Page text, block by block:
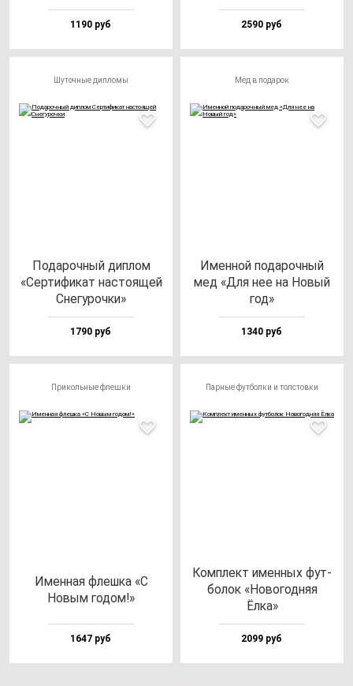
1190 руб 2590 руб
Шуточные дипломы
Пода­роч­ный дип­лом
«Сер­ти­фи­кат нас­то­ящей
Сне­гу­роч­ки»
1790 руб
Мёд в подарок
Имен­ной по­да­роч­ный
мед «Для нее на Новый
год»
1340 руб
Прикольные флешки
Имен­ная флеш­ка «С
Новым го­дом!»
1647 руб
Парные футболки и толстовки
Ком­плект имен­ных фут­
бо­лок «Ново­год­няя
Ёлка»
2099 руб